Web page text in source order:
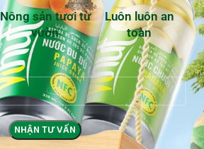
Nông sản tươi từ
vườn
Luôn luôn an
toàn